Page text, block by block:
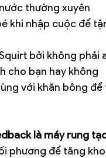
thường xuyên
khi nhập cuộc để
bởi không phải
cho bạn hay không
với khăn bông
là máy rung
phương để tăng